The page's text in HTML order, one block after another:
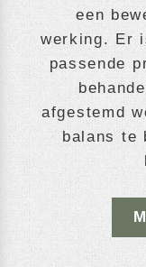
een
werking. Er
passende
afgestemd
balans te